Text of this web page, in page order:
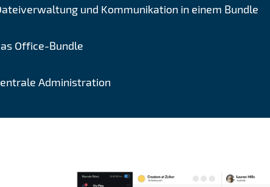
und Kommunikation in einem Bundle
Office-Bundle
Administration